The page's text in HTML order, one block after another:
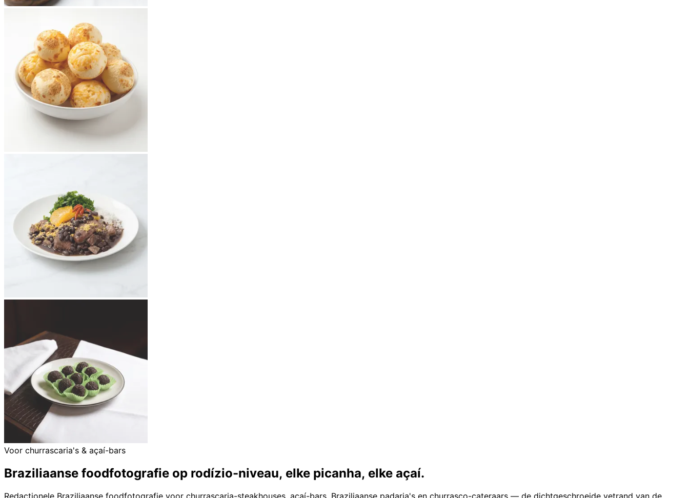
Voor churrascaria's & açaí-bars
Braziliaanse foodfotografie op rodízio-niveau, elke picanha, elke açaí.
Redactionele Braziliaanse foodfotografie voor churrascaria-steakhouses, açaí-bars, Braziliaanse padaria's en churrasco-cateraars — de dichtgeschroeide vetrand van de